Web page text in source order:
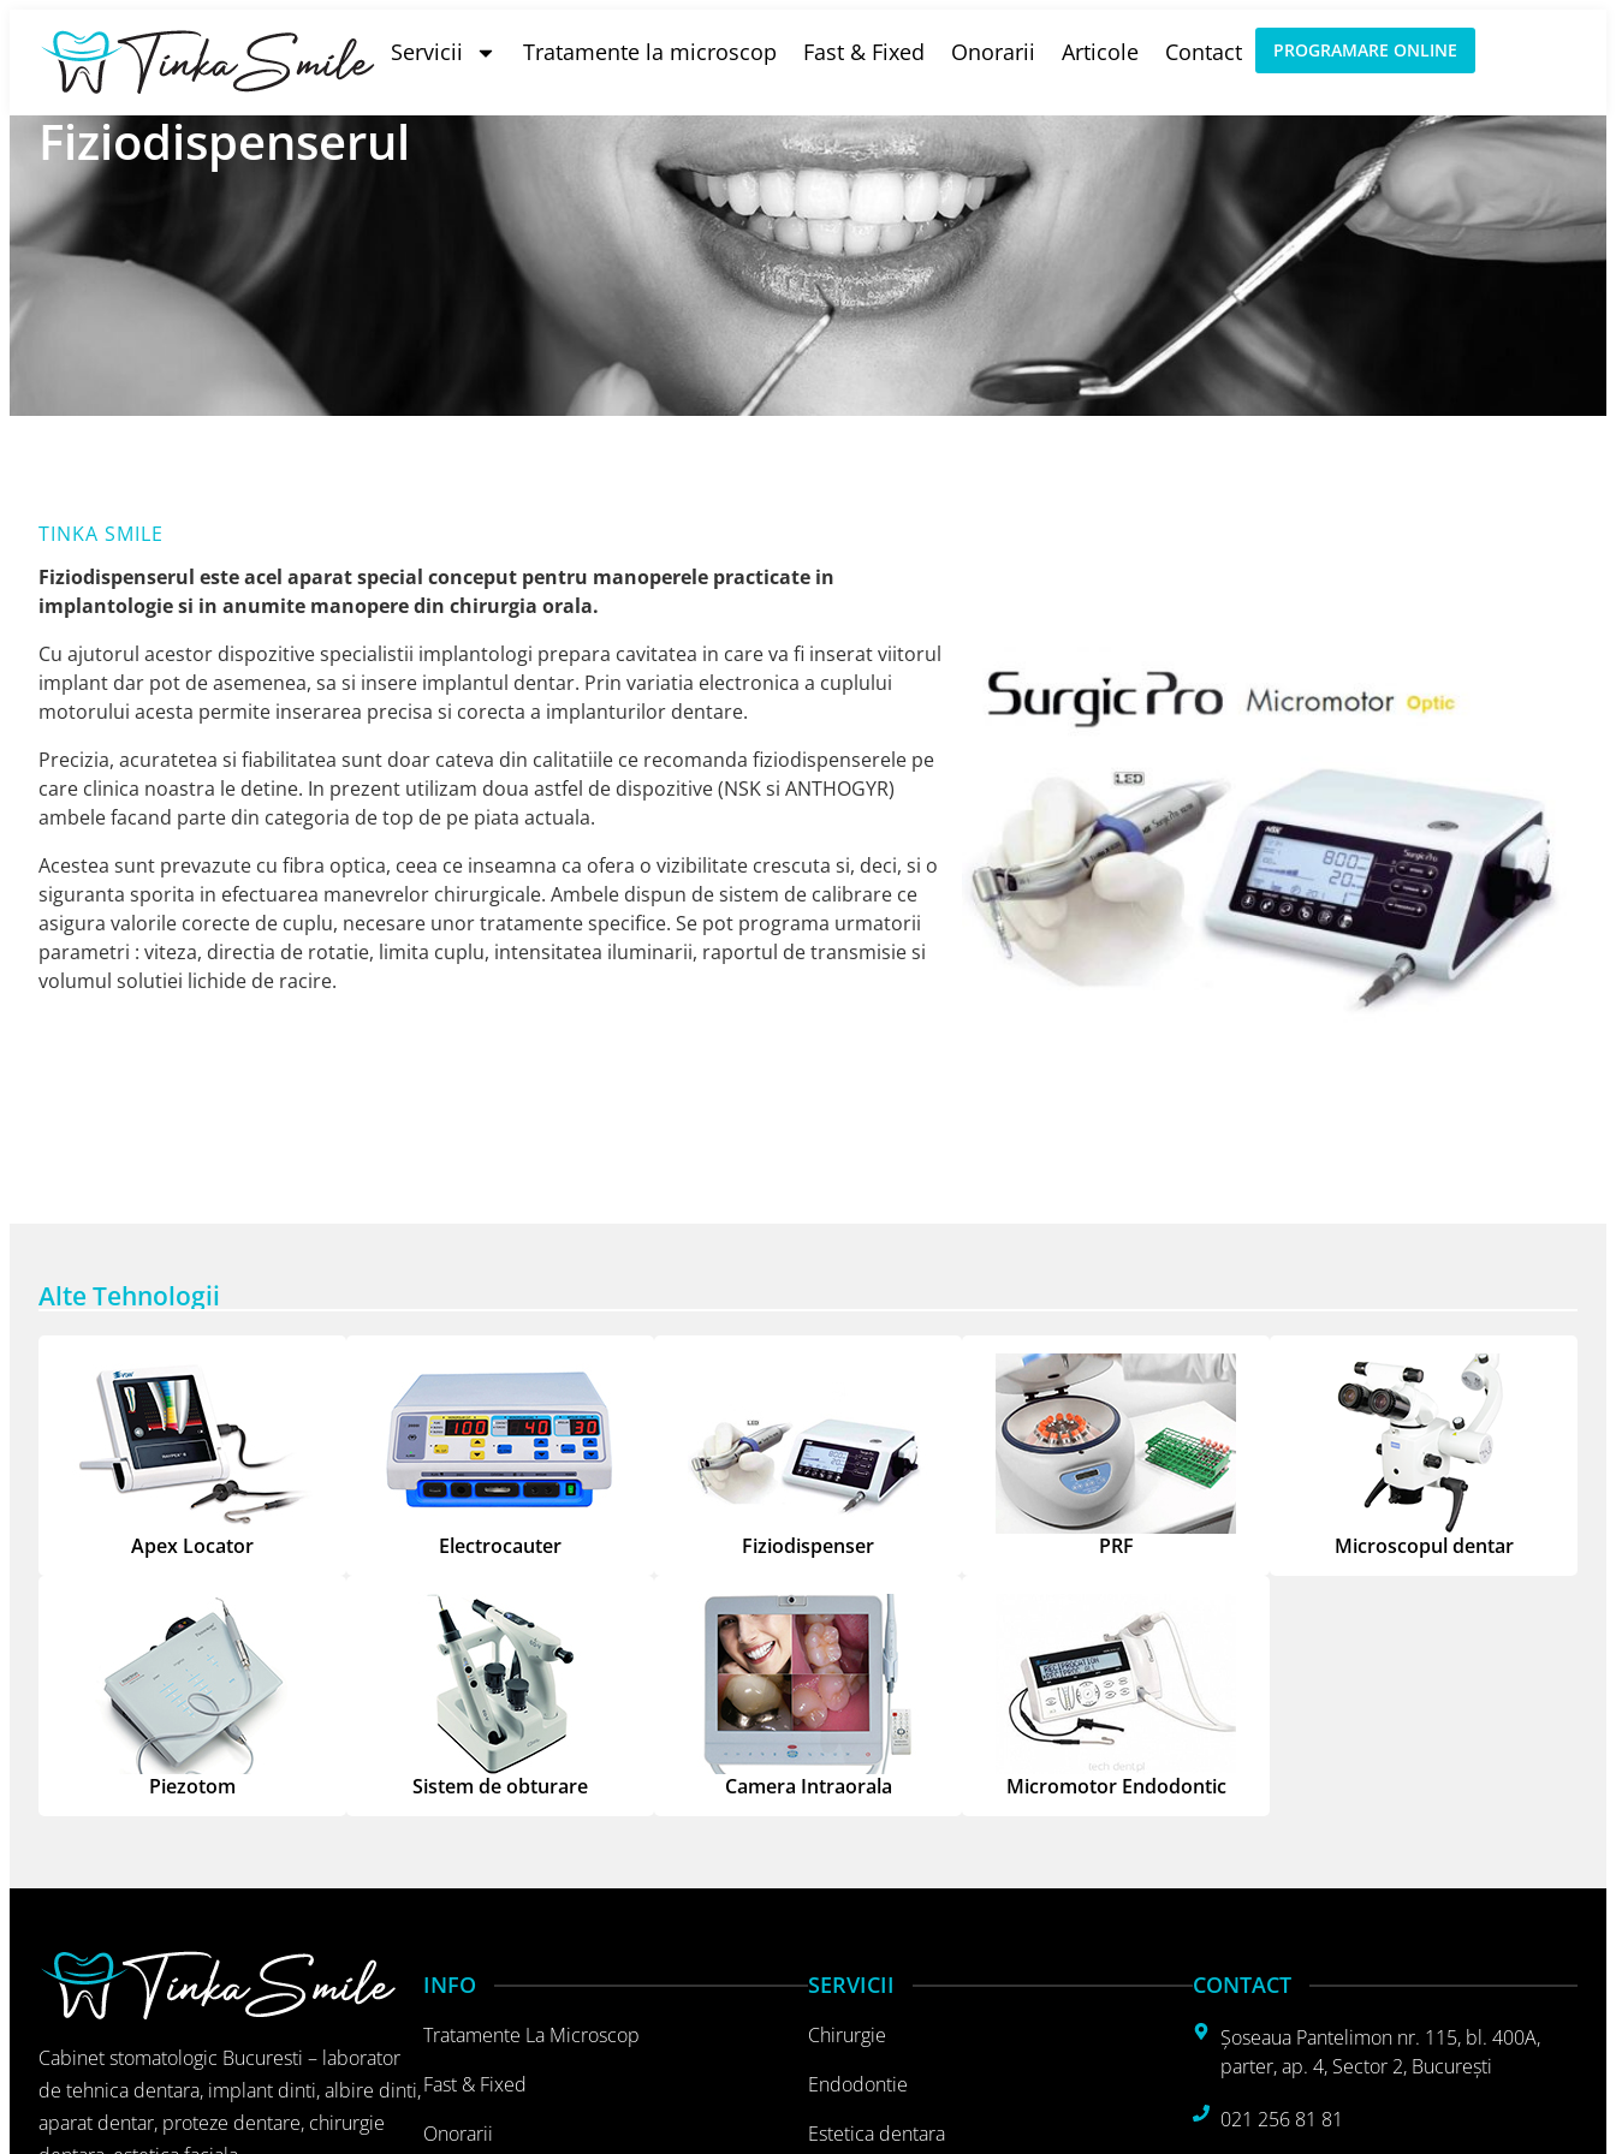
Servicii Tratamente la microscop Fast & Fixed Onorarii Articole Contact PROGRAMARE ONLINE
Fiziodispenserul
TINKA SMILE
Fiziodispenserul este acel aparat special conceput pentru manoperele practicate in
implantologie si in anumite manopere din chirurgia orala.
Cu ajutorul acestor dispozitive specialistii implantologi prepara cavitatea in care va fi inserat viitorul
implant dar pot de asemenea, sa si insere implantul dentar. Prin variatia electronica a cuplului
motorului acesta permite inserarea precisa si corecta a implanturilor dentare.
Precizia, acuratetea si fiabilitatea sunt doar cateva din calitatiile ce recomanda fiziodispenserele pe
care clinica noastra le detine. In prezent utilizam doua astfel de dispozitive (NSK si ANTHOGYR)
ambele facand parte din categoria de top de pe piata actuala.
Acestea sunt prevazute cu fibra optica, ceea ce inseamna ca ofera o vizibilitate crescuta si, deci, si o
siguranta sporita in efectuarea manevrelor chirurgicale. Ambele dispun de sistem de calibrare ce
asigura valorile corecte de cuplu, necesare unor tratamente specifice. Se pot programa urmatorii
parametri : viteza, directia de rotatie, limita cuplu, intensitatea iluminarii, raportul de transmisie si
volumul solutiei lichide de racire.
Alte Tehnologii
Apex Locator Electrocauter Fiziodispenser PRF Microscopul dentar
Piezotom Sistem de obturare Camera Intraorala Micromotor Endodontic
Cabinet stomatologic Bucuresti – laborator
de tehnica dentara, implant dinti, albire dinti,
aparat dentar, proteze dentare, chirurgie
INFO
Tratamente La Microscop
Fast & Fixed
Onorarii
SERVICII
Chirurgie
Endodontie
Estetica dentara
CONTACT
Şoseaua Pantelimon nr. 115, bl. 400A,
parter, ap. 4, Sector 2, Bucureşti
021 256 81 81